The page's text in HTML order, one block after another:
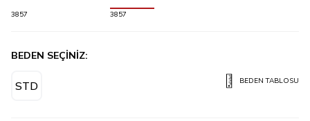
3857 3857
BEDEN SEÇİNİZ:
STD BEDEN TABLOSU